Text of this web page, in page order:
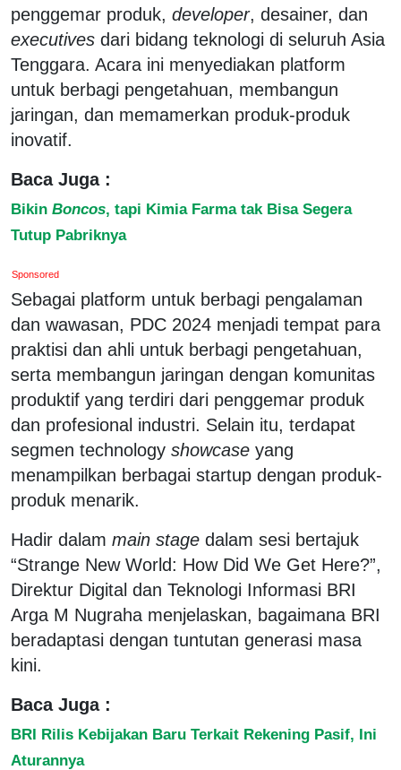
penggemar produk, developer, desainer, dan
executives dari bidang teknologi di seluruh Asia
Tenggara. Acara ini menyediakan platform
untuk berbagi pengetahuan, membangun
jaringan, dan memamerkan produk-produk
inovatif.
Baca Juga :
Bikin Boncos, tapi Kimia Farma tak Bisa Segera
Tutup Pabriknya
Sponsored
Sebagai platform untuk berbagi pengalaman
dan wawasan, PDC 2024 menjadi tempat para
praktisi dan ahli untuk berbagi pengetahuan,
serta membangun jaringan dengan komunitas
produktif yang terdiri dari penggemar produk
dan profesional industri. Selain itu, terdapat
segmen technology showcase yang
menampilkan berbagai startup dengan produk-
produk menarik.
Hadir dalam main stage dalam sesi bertajuk
“Strange New World: How Did We Get Here?”,
Direktur Digital dan Teknologi Informasi BRI
Arga M Nugraha menjelaskan, bagaimana BRI
beradaptasi dengan tuntutan generasi masa
kini.
Baca Juga :
BRI Rilis Kebijakan Baru Terkait Rekening Pasif, Ini
Aturannya